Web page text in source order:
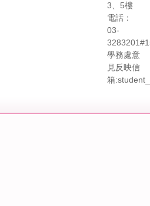
3、5樓
電話：
03-
學務處意
見反映信
箱